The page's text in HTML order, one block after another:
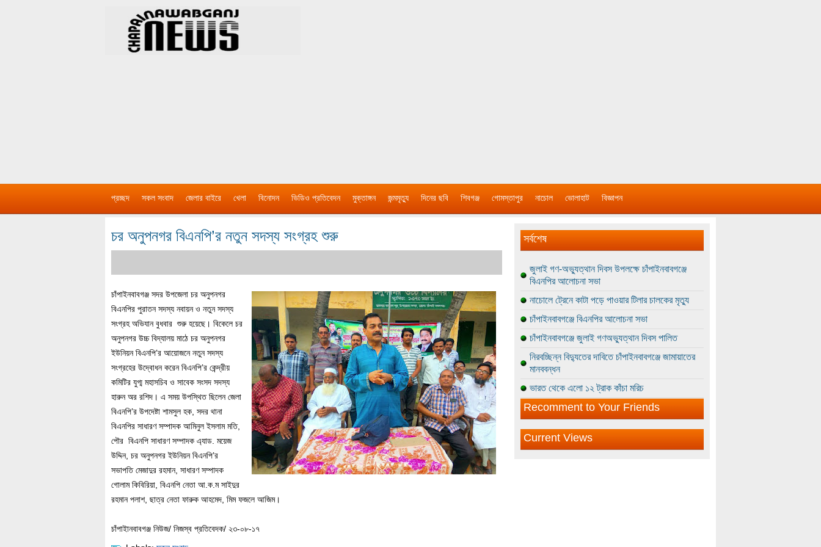
প্রচ্ছদ সকল সংবাদ জেলার বাইরে খেলা বিনোদন ভিডিও প্রতিবেদন মুক্তাঙ্গন জন্মমৃত্যু দিনের ছবি শিবগঞ্জ গোমস্তাপুর নাচোল ভোলাহাট বিজ্ঞাপন
চর অনুপনগর বিএনপি’র নতুন সদস্য সংগ্রহ শুরু
চাঁপাইনবাবগঞ্জ সদর উপজেলা চর অনুপনগর
বিএনপির পুরাতন সদস্য নবায়ন ও নতুন সদস্য
সংগ্রহ অভিযান বুধবার শুরু হয়েছে। বিকেলে চর
অনুপনগর উচ্চ বিদ্যালয় মাঠে চর অনুপনগর
ইউনিয়ন বিএনপি’র আয়োজনে নতুন সদস্য
সংগ্রহের উদ্বোধন করেন বিএনপি’র কেন্দ্রীয়
কমিটির যুগ্ম মহাসচিব ও সাবেক সংসদ সদস্য
হারুন অর রশিদ। এ সময় উপস্থিত ছিলেন জেলা
বিএনপি’র উপদেষ্টা শামসুল হক, সদর থানা
বিএনপির সাধারণ সম্পাদক আমিনুল ইসলাম মতি,
পৌর বিএনপি সাধারণ সম্পাদক এ্যাড. ময়েজ
উদ্দিন, চর অনুপনগর ইউনিয়ন বিএনপি’র
সভাপতি মেজাদুর রহমান, সাধারণ সম্পাদক
গোলাম কিবিরিয়া, বিএনপি নেতা আ.ক.ম সাইদুর
রহমান পলাশ, ছাত্র নেতা ফারুক আহমেদ, মিম ফজলে আজিম।
চাঁপাইানবাবগঞ্জ নিউজ/ নিজস্ব প্রতিবেদক/ ২৩-০৮-১৭
সর্বশেষ
জুলাই গণ-অভ্যুত্থান দিবস উপলক্ষে চাঁপাইনবাবগঞ্জে
বিএনপির আলোচনা সভা
নাচোলে ট্রেনে কাটা পড়ে পাওয়ার টিলার চালকের মৃত্যু
চাঁপাইনবাবগঞ্জে বিএনপির আলোচনা সভা
চাঁপাইনবাবগঞ্জে জুলাই গণঅভ্যুত্থান দিবস পালিত
নিরবচ্ছিন্ন বিদ্যুতের দাবিতে চাঁপাইনবাবগঞ্জে জামায়াতের
মানববন্ধন
ভারত থেকে এলো ১২ ট্রাক কাঁচা মরিচ
Recomment to Your Friends
Current Views